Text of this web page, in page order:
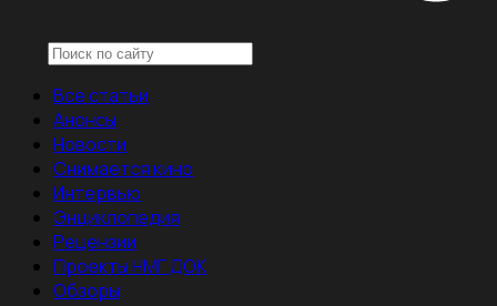
Все статьи
Анонсы
Новости
Снимается кино
Интервью
Энциклопедия
Рецензии
Проекты НМГ ДОК
Обзоры